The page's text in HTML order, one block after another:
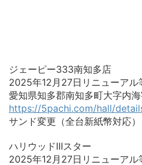
ジェーピー333南知多店
2025年12月27日リニューアル
愛知県知多郡南知多町大字内
https://5pachi.com/hall/
サンド変更（全台新紙幣対応）
ハリウッドIIIスター
2025年12月27日リニューアル